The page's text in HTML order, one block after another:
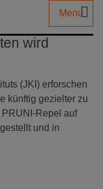
Menu
wird
(JKI) erforschen
künftig gezielter zu
Repel auf
und in